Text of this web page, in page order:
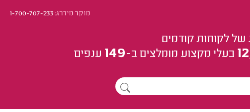
מוקד מידרג:1-700-707-233
של לקוחות קודמים
בעלי מקצוע מומלצים ב-149 ענפים